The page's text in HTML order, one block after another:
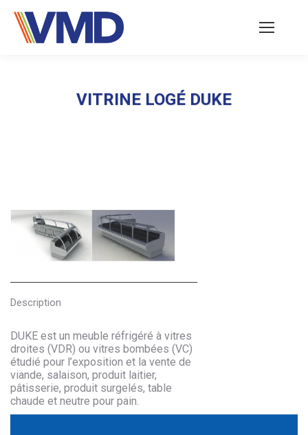
VITRINE LOGÉ DUKE
Description
DUKE est un meuble réfrigéré à vitres
droites (VDR) ou vitres bombées (VC)
étudié pour l’exposition et la vente de
viande, salaison, produit laitier,
pâtisserie, produit surgelés, table
chaude et neutre pour pain.